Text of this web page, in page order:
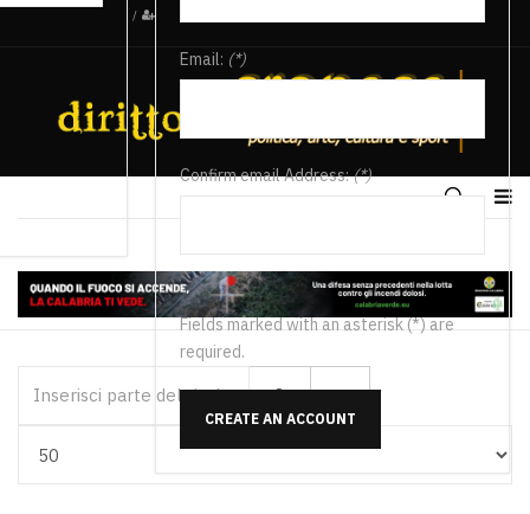
/
Email: (*)
Confirm email Address:(*)
Fields marked with an asterisk (*) are
required.
CREATE AN ACCOUNT